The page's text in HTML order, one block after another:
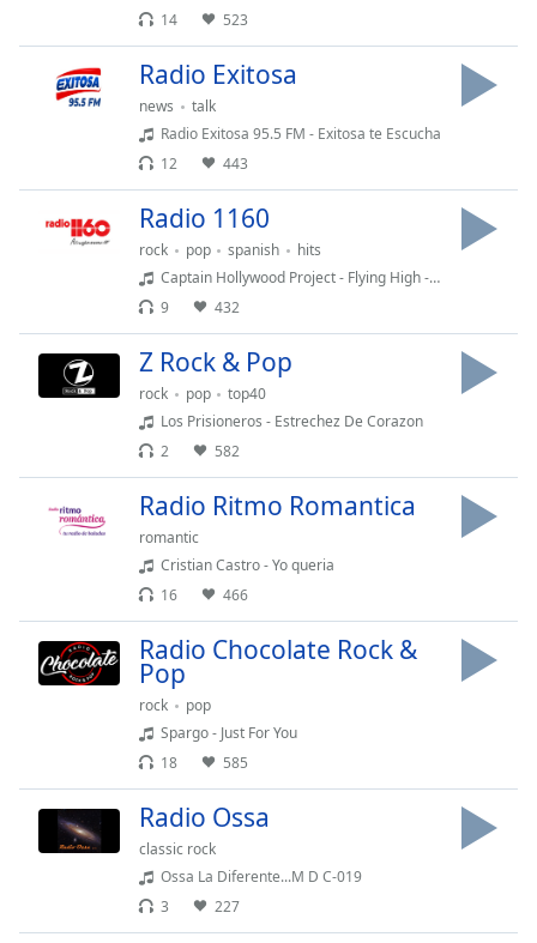
window.
dialog
window.
and
close
Text
Background
Color
Caption
Area
14
523
Radio Exitosa
news
talk
Radio Exitosa 95.5 FM - Exitosa te Escucha
12
443
Radio 1160
rock pop spanish
hits
Captain Hollywood Project - Flying High - Radio Mix
9
432
Z Rock & Pop
rock pop
top40
Los Prisioneros - Estrechez De Corazon
2
582
Radio Ritmo Romantica
romantic
Cristian Castro - Yo queria
16
466
Radio Chocolate Rock &
Pop
rock
pop
Spargo - Just For You
18
585
Radio Ossa
classic rock
Ossa La Diferente...M D C-019
3
227